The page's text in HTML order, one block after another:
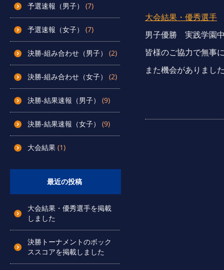
予選速報（男子） (7)
予選速報（女子） (7)
決勝-組み合わせ（男子） (2)
決勝-組み合わせ（女子） (2)
決勝-結果速報（男子） (9)
決勝-結果速報（女子） (9)
大会結果 (1)
最近の投稿
大会結果・優秀選手を掲載
しました
決勝トーナメントのボック
ススコアを掲載しました
大会結果・優秀選手
男子優勝 実践学園
皆様のご協力で無事
また機会がありまし